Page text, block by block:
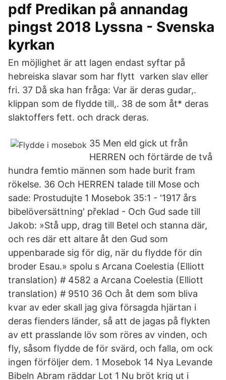
pdf Predikan på annandag
pingst 2018 Lyssna - Svenska
kyrkan
En möjlighet är att lagen endast syftar på
hebreiska slavar som har flytt varken slav eller
fri. 37 Då ska han fråga: Var är deras gudar,.
klippan som de flydde till,. 38 de som åt* deras
slaktoffers fett. och drack deras.
35 Men eld gick ut från
HERREN och förtärde de två
hundra femtio männen som hade burit fram
rökelse. 36 Och HERREN talade till Mose och
sade: Prostudujte 1 Mosebok 35:1 - '1917 års
bibelöversättning' překlad - Och Gud sade till
Jakob: »Stå upp, drag till Betel och stanna där,
och res där ett altare åt den Gud som
uppenbarade sig för dig, när du flydde för din
broder Esau.» spolu s Arcana Coelestia (Elliott
translation) # 4582 a Arcana Coelestia (Elliott
translation) # 9510 36 Och åt dem som bliva
kvar av eder skall jag giva försagda hjärtan i
deras fienders länder, så att de jagas på flykten
av ett prasslande löv som röres av vinden, och
fly, såsom flydde de för svärd, och falla, om ock
ingen förföljer dem. 1 Mosebok 14 Nya Levande
Bibeln Abram räddar Lot 1 Nu bröt krig ut i